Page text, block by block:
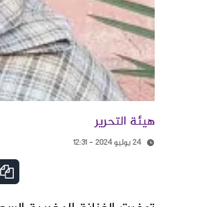
هيئة التحرير
24 يوليو 2024 - 12:31